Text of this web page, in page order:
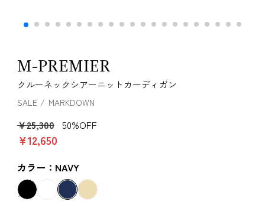
M-PREMIER
クルーネックシアーニットカーディガン
SALE MARKDOWN
￥25,300 50%OFF
￥12,650
カラー：NAVY